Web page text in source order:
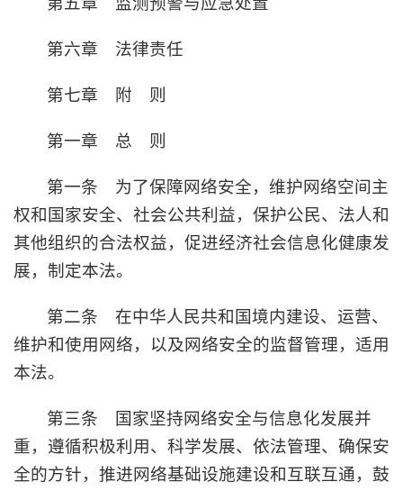
第六章 法律责任
第七章 附 则
第一章 总 则
第一条 为了保障网络安全，维护网络空间主
权和国家安全、社会公共利益，保护公民、法人和
其他组织的合法权益，促进经济社会信息化健康发
展，制定本法。
第二条 在中华人民共和国境内建设、运营、
维护和使用网络，以及网络安全的监督管理，适用
本法。
第三条 国家坚持网络安全与信息化发展并
重，遵循积极利用、科学发展、依法管理、确保安
全的方针，推进网络基础设施建设和互联互通，鼓